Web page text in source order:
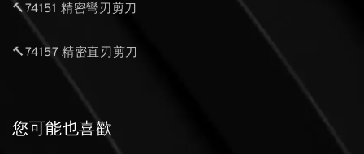
🔨74151 精密彎刃剪刀
🔨74157 精密直刃剪刀
您可能也喜歡